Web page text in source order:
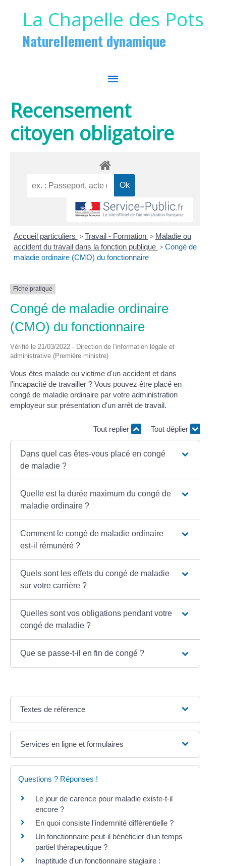
La Chapelle des Pots
Naturellement dynamique
MENU
PRINCIPAL
Recensement
citoyen obligatoire
Accueil particuliers > Travail - Formation > Maladie ou
accident du travail dans la fonction publique > Congé de
maladie ordinaire (CMO) du fonctionnaire
Fiche pratique
Congé de maladie ordinaire
(CMO) du fonctionnaire
Vérifié le 21/03/2022 - Direction de l'information légale et
administrative (Première ministre)
Vous êtes malade ou victime d'un accident et dans
l'incapacité de travailler ? Vous pouvez être placé en
congé de maladie ordinaire par votre administration
employeur sur présentation d'un arrêt de travail.
Tout replier Tout déplier
Dans quel cas êtes-vous placé en congé
de maladie ?
Quelle est la durée maximum du congé de
maladie ordinaire ?
Comment le congé de maladie ordinaire
est-il rémunéré ?
Quels sont les effets du congé de maladie
sur votre carrière ?
Quelles sont vos obligations pendant votre
congé de maladie ?
Que se passe-t-il en fin de congé ?
Textes de référence
Services en ligne et formulaires
Questions ? Réponses !
Le jour de carence pour maladie existe-t-il
encore ?
En quoi consiste l'indemnité différentielle ?
Un fonctionnaire peut-il bénéficier d'un temps
partiel thérapeutique ?
Inaptitude d'un fonctionnaire stagiaire :